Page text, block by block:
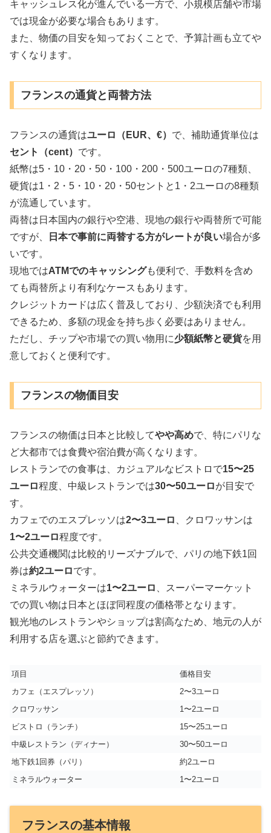
キャッシュレス化が進んでいる一方で、小規模店舗や市場
では現金が必要な場合もあります。
また、物価の目安を知っておくことで、予算計画も立てや
すくなります。
フランスの通貨と両替方法
フランスの通貨はユーロ（EUR、€） で、補助通貨単位は
セント（cent） です。
紙幣は5・10・20・50・100・200・500ユーロの7種類、
硬貨は1・2・5・10・20・50セントと1・2ユーロの8種類
が流通しています。
両替は日本国内の銀行や空港、現地の銀行や両替所で可能
ですが、
日本で事前に両替する方がレートが良い場合が多
いです。
現地ではATMでのキャッシングも便利で、手数料を含め
ても両替所より有利なケースもあります。
クレジットカードは広く普及しており、少額決済でも利用
できるため、多額の現金を持ち歩く必要はありません。
ただし、チップや市場での買い物用に少額紙幣と硬貨を用
意しておくと便利です。
フランスの物価目安
フランスの物価は日本と比較してやや高めで、特にパリな
ど大都市では食費や宿泊費が高くなります。
レストランでの食事は、カジュアルなビストロで15〜25
ユーロ程度、中級レストランでは30〜50ユーロが目安で
す。
カフェでのエスプレッソは2〜3ユーロ
、クロワッサンは
1〜2ユーロ程度です。
公共交通機関は比較的リーズナブルで、パリの地下鉄1回
券は約2ユーロです。
ミネラルウォーターは1〜2ユーロ
、スーパーマーケット
での買い物は日本とほぼ同程度の価格帯となります。
観光地のレストランやショップは割高なため、地元の人が
利用する店を選ぶと節約できます。
項目
価格目安
カフェ（エスプレッソ）
2〜3ユーロ
クロワッサン
1〜2ユーロ
ビストロ（ランチ）
15〜25ユーロ
中級レストラン（ディナー）
30〜50ユーロ
地下鉄1回券（パリ）
約2ユーロ
ミネラルウォーター
1〜2ユーロ
フランスの基本情報